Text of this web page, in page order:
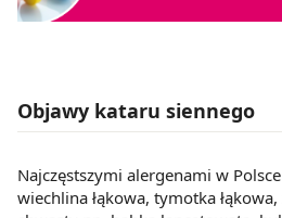
Objawy kataru siennego
Najczęstszymi alergenami w
wiechlina łąkowa, tymotka